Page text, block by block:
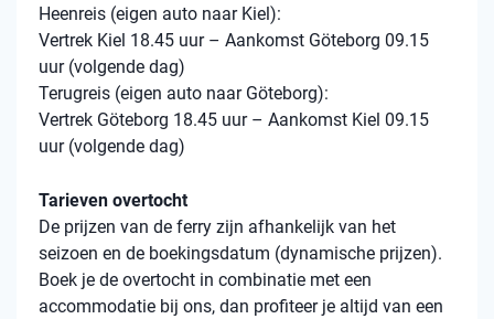
Heenreis (eigen auto naar Kiel):
Vertrek Kiel 18.45 uur – Aankomst Göteborg 09.15
uur (volgende dag)
Terugreis (eigen auto naar Göteborg):
Vertrek Göteborg 18.45 uur – Aankomst Kiel 09.15
uur (volgende dag)
Tarieven overtocht
De prijzen van de ferry zijn afhankelijk van het
seizoen en de boekingsdatum (dynamische prijzen).
Boek je de overtocht in combinatie met een
accommodatie bij ons, dan profiteer je altijd van een